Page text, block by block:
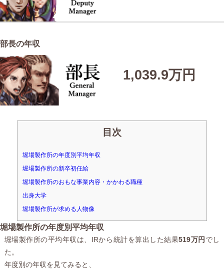
部長の年収
1,039.9万円
目次
堀場製作所の年度別平均年収
堀場製作所の新卒初任給
堀場製作所のおもな事業内容・かかわる職種
出身大学
堀場製作所が求める人物像
堀場製作所の年度別平均年収
堀場製作所の平均年収は、IRから統計を算出した結果519万円 でし
た。
年度別の年収を見てみると、